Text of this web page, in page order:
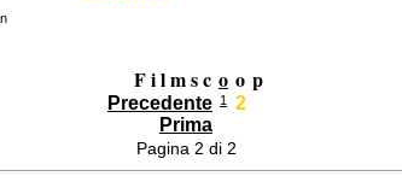
F i l m s c
Precedente
Prima
o
1
o
2
p
Pagina 2 di 2